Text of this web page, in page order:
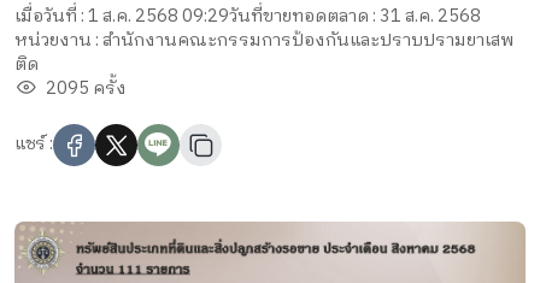
เมื่อวันที่ : 1 ส.ค. 2568 09:29วันที่ขายทอดตลาด : 31 ส.ค. 2568
หน่วยงาน : สำนักงานคณะกรรมการป้องกันและปราบปรามยาเสพ
ติด
2095 ครั้ง
แชร์ :